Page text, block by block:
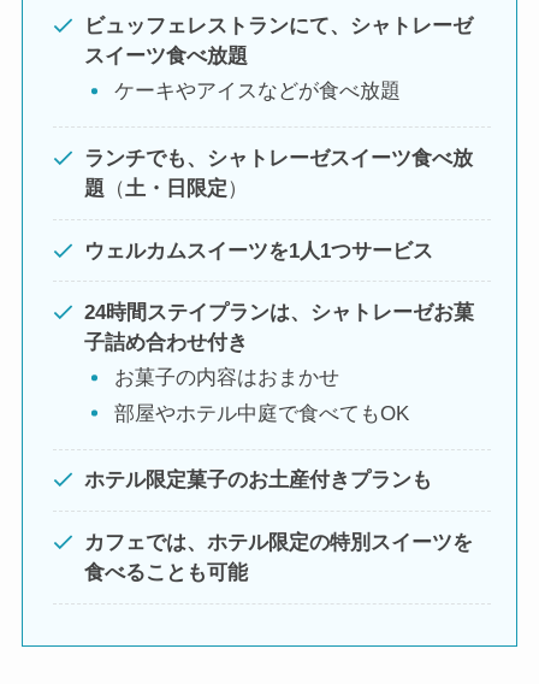
ビュッフェレストランにて、シャトレーゼ
スイーツ食べ放題
ケーキやアイスなどが食べ放題
ランチでも、シャトレーゼスイーツ食べ放
題 （土・日限定）
ウェルカムスイーツを1人1つサービス
24時間ステイプランは、シャトレーゼお菓
子詰め合わせ付き
お菓子の内容はおまかせ
部屋やホテル中庭で食べてもOK
ホテル限定菓子のお土産付きプランも
カフェでは、ホテル限定の特別スイーツを
食べることも可能